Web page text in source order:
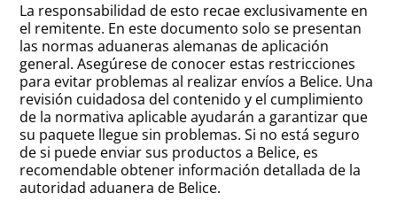
La responsabilidad de esto recae exclusivamente en
el remitente. En este documento solo se presentan
las normas aduaneras alemanas de aplicación
general. Asegúrese de conocer estas restricciones
para evitar problemas al realizar envíos a Belice. Una
revisión cuidadosa del contenido y el cumplimiento
de la normativa aplicable ayudarán a garantizar que
su paquete llegue sin problemas. Si no está seguro
de si puede enviar sus productos a Belice, es
recomendable obtener información detallada de la
autoridad aduanera de Belice.